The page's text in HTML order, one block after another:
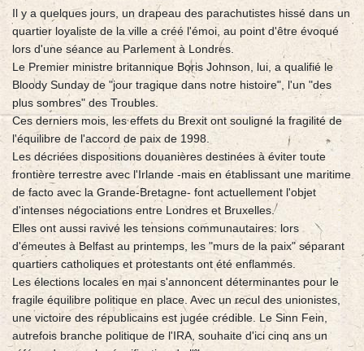
Il y a quelques jours, un drapeau des parachutistes hissé dans un
quartier loyaliste de la ville a créé l'émoi, au point d'être évoqué
lors d'une séance au Parlement à Londres.
Le Premier ministre britannique Boris Johnson, lui, a qualifié le
Bloody Sunday de "jour tragique dans notre histoire", l'un "des
plus sombres" des Troubles.
Ces derniers mois, les effets du Brexit ont souligné la fragilité de
l'équilibre de l'accord de paix de 1998.
Les décriées dispositions douanières destinées à éviter toute
frontière terrestre avec l'Irlande -mais en établissant une maritime
de facto avec la Grande-Bretagne- font actuellement l'objet
d'intenses négociations entre Londres et Bruxelles.
Elles ont aussi ravivé les tensions communautaires: lors
d'émeutes à Belfast au printemps, les "murs de la paix" séparant
quartiers catholiques et protestants ont été enflammés.
Les élections locales en mai s'annoncent déterminantes pour le
fragile équilibre politique en place. Avec un recul des unionistes,
une victoire des républicains est jugée crédible. Le Sinn Fein,
autrefois branche politique de l'IRA, souhaite d'ici cinq ans un